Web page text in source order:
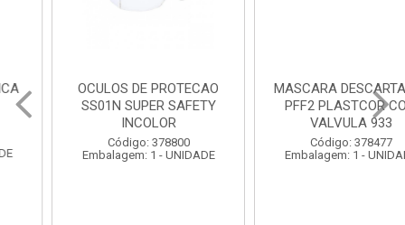
OCULOS DE PROTECAO
SS01N SUPER SAFETY
INCOLOR
Código: 378800
Embalagem: 1 - UNIDADE
MASCARA DESCARTAVEL
PFF2 PLASTCOR COM
VALVULA 933
Código: 378477
Embalagem: 1 - UNIDADE